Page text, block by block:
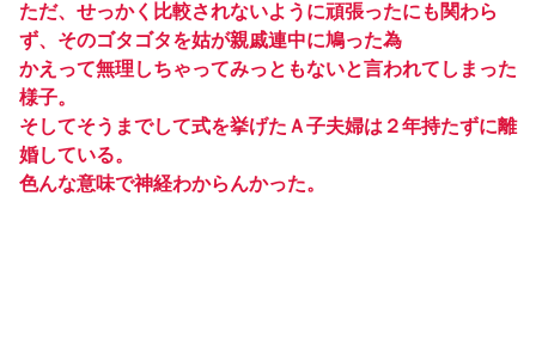
ただ、せっかく比較されないように頑張ったにも関わら
ず、そのゴタゴタを姑が親戚連中に鳩った為
かえって無理しちゃってみっともないと言われてしまった
様子。
そしてそうまでして式を挙げたＡ子夫婦は２年持たずに離
婚している。
色んな意味で神経わからんかった。